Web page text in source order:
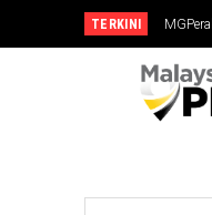
TERKINI